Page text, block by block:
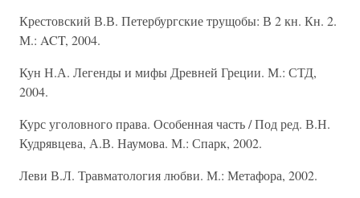
Крестовский В.В. Петербургские трущобы: В 2 кн. Кн. 2.
М.: ACT, 2004.
Кун Н.А. Легенды и мифы Древней Греции. М.: СТД,
2004.
Курс уголовного права. Особенная часть / Под ред. В.Н.
Кудрявцева, А.В. Наумова. М.: Спарк, 2002.
Леви В.Л. Травматология любви. М.: Метафора, 2002.